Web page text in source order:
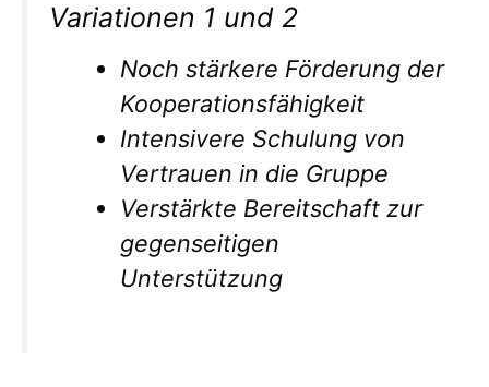
Variationen 1 und 2
Noch stärkere Förderung der
Kooperationsfähigkeit
Intensivere Schulung von
Vertrauen in die Gruppe
Verstärkte Bereitschaft zur
gegenseitigen
Unterstützung